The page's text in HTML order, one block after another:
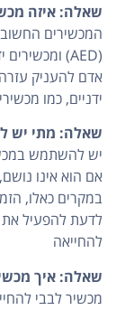
שאלה: איזה
המכשירים
אדם להעניק
ידניים, כמו מכשירי CPR, חיוניים להחייאה עד הגעת צוות רפואי.
שאלה: מתי יש
יש להשתמש
אם הוא אינו
במקרים כאלו,
לדעת להפעיל את
להחייאה
שאלה: איך